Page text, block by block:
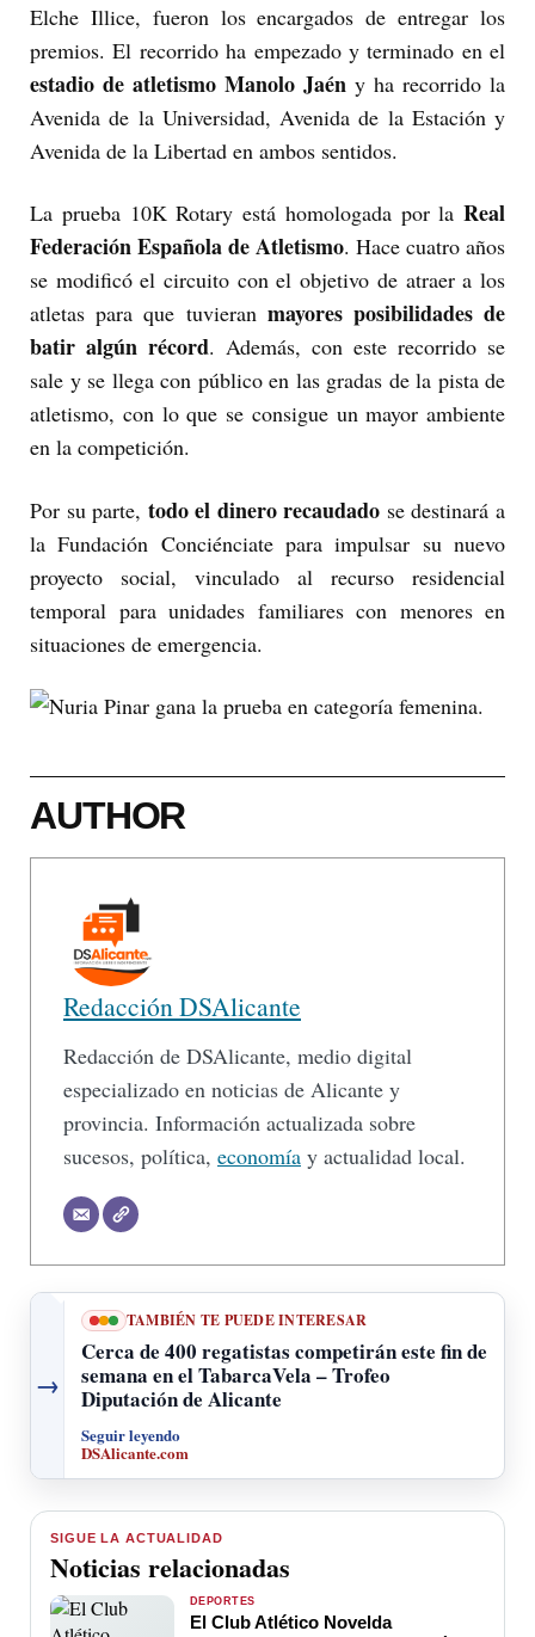
Elche Illice, fueron los encargados de entregar los
premios. El recorrido ha empezado y terminado en el
estadio de atletismo Manolo Jaén y ha recorrido la
Avenida de la Universidad, Avenida de la Estación y
Avenida de la Libertad en ambos sentidos.
La prueba 10K Rotary está homologada por la Real
Federación Española de Atletismo. Hace cuatro años
se modificó el circuito con el objetivo de atraer a los
atletas para que tuvieran mayores posibilidades de
batir algún récord. Además, con este recorrido se
sale y se llega con público en las gradas de la pista de
atletismo, con lo que se consigue un mayor ambiente
en la competición.
Por su parte, todo el dinero recaudado se destinará a
la Fundación Conciénciate para impulsar su nuevo
proyecto social, vinculado al recurso residencial
temporal para unidades familiares con menores en
situaciones de emergencia.
AUTHOR
Redacción DSAlicante
Redacción de DSAlicante, medio digital
especializado en noticias de Alicante y
provincia. Información actualizada sobre
sucesos, política, economía y actualidad local.
→
TAMBIÉN TE PUEDE INTERESAR
Cerca de 400 regatistas competirán este fin de
semana en el TabarcaVela – Trofeo
Diputación de Alicante
Seguir leyendo
DSAlicante.com
SIGUE LA ACTUALIDAD
Noticias relacionadas
DEPORTES
El Club Atlético Novelda